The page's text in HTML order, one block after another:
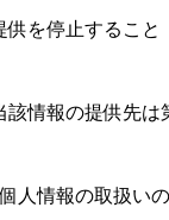
を停止すること
情報の提供先は
人情報の取扱い